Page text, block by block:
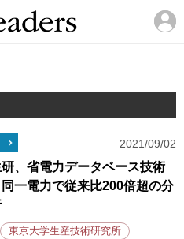
2021/09/02
、省電力データベース技術
一電力で従来比200倍超の分
東京大学生産技術研究所